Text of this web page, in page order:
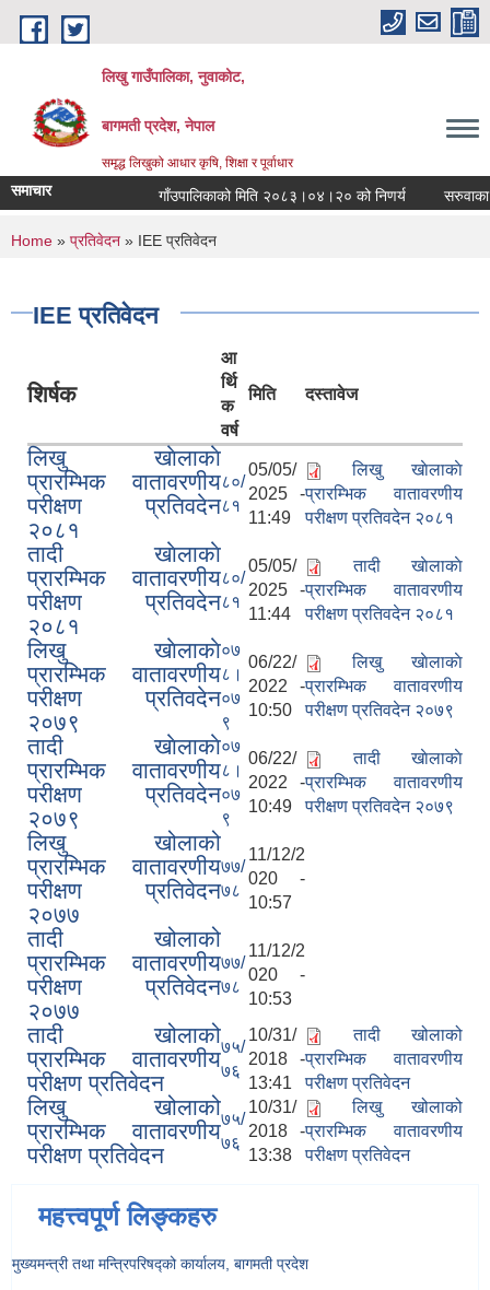
Skip to main content
लिखु गाउँपालिका, नुवाकोट,
बागमती प्रदेश, नेपाल
समृद्ध लिखुको आधार कृषि, शिक्षा र पूर्वाधार
समाचार गाँउपालिकाको मिति २०८३।०४।२० को निणर्य सरुवाका
You are here
Home » प्रतिवेदन » IEE प्रतिवेदन
IEE प्रतिवेदन
शिर्षक
आ
र्थि
क
वर्ष
मिति दस्तावेज
लिखु खाेलाकाे
प्रारम्भिक वातावरणीय
परीक्षण प्रतिवदेन
२०८१
८०/
८१
05/05/
2025 -
11:49
लिखु खाेलाकाे
प्रारम्भिक वातावरणीय
परीक्षण प्रतिवदेन २०८१
तादी खाेलाकाे
प्रारम्भिक वातावरणीय
परीक्षण प्रतिवदेन
२०८१
८०/
८१
05/05/
2025 -
11:44
तादी खाेलाकाे
प्रारम्भिक वातावरणीय
परीक्षण प्रतिवदेन २०८१
लिखु खाेलाकाे
प्रारम्भिक वातावरणीय
परीक्षण प्रतिवदेन
२०७९
०७
८।
०७
९
06/22/
2022 -
10:50
लिखु खाेलाकाे
प्रारम्भिक वातावरणीय
परीक्षण प्रतिवदेन २०७९
तादी खाेलाकाे
प्रारम्भिक वातावरणीय
परीक्षण प्रतिवदेन
२०७९
०७
८।
०७
९
06/22/
2022 -
10:49
तादी खाेलाकाे
प्रारम्भिक वातावरणीय
परीक्षण प्रतिवदेन २०७९
लिखु खोलाको
प्रारम्भिक वातावरणीय
परीक्षण प्रतिवेदन
२०७७
७७/
७८
11/12/2
020 -
10:57
तादी खोलाको
प्रारम्भिक वातावरणीय
परीक्षण प्रतिवेदन
२०७७
७७/
७८
11/12/2
020 -
10:53
तादी खोलाको
प्रारम्भिक वातावरणीय
परीक्षण प्रतिवेदन
७५/
७६
10/31/
2018 -
13:41
तादी खोलाको
प्रारम्भिक वातावरणीय
परीक्षण प्रतिवेदन
लिखु खोलाको
प्रारम्भिक वातावरणीय
परीक्षण प्रतिवेदन
७५/
७६
10/31/
2018 -
13:38
लिखु खोलाको
प्रारम्भिक वातावरणीय
परीक्षण प्रतिवेदन
महत्त्वपूर्ण लिङ्कहरु
मुख्यमन्त्री तथा मन्त्रिपरिषद्को कार्यालय, बागमती प्रदेश